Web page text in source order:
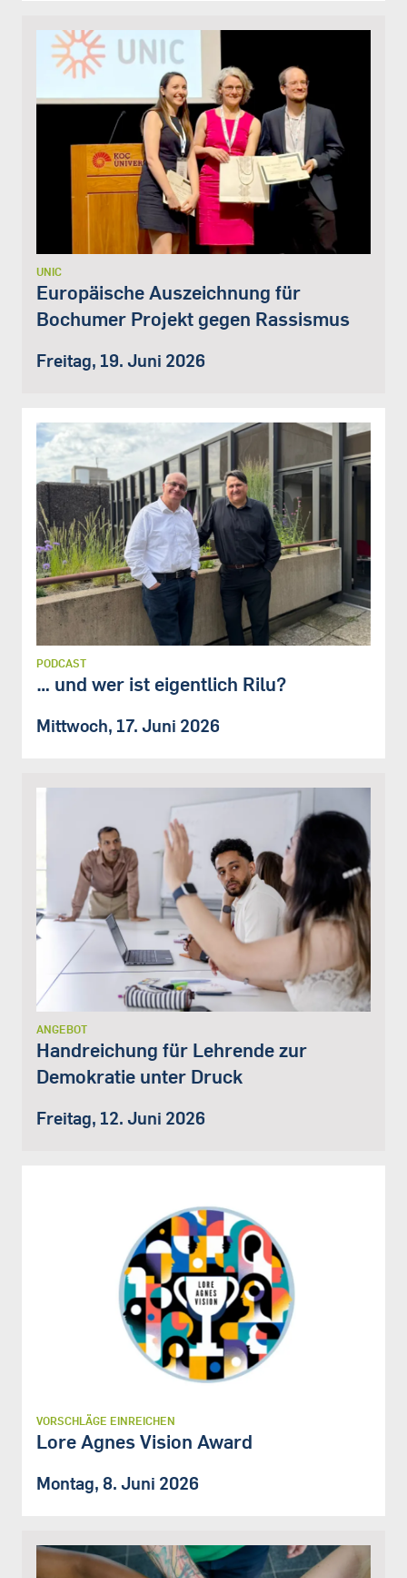
UNIC
Europäische Auszeichnung für
Bochumer Projekt gegen Rassismus
Freitag, 19. Juni 2026
PODCAST
… und wer ist eigentlich Rilu?
Mittwoch, 17. Juni 2026
ANGEBOT
Handreichung für Lehrende zur
Demokratie unter Druck
Freitag, 12. Juni 2026
VORSCHLÄGE EINREICHEN
Lore Agnes Vision Award
Montag, 8. Juni 2026